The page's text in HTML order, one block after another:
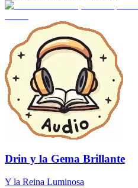
Drin y la Gema Brillante
Y la Reina Luminosa